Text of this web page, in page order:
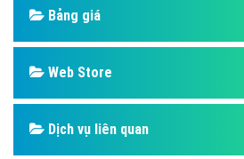
Bảng giá
Web Store
Dịch vụ liên quan